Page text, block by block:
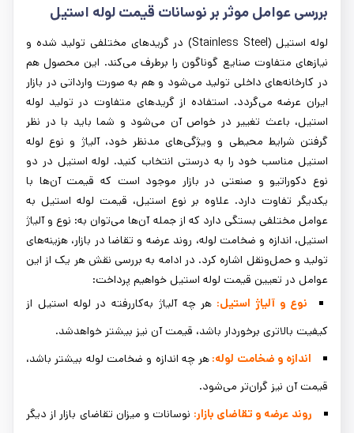
بررسی عوامل موثر بر نوسانات قیمت لوله استیل
لوله استیل (Stainless Steel) در گریدهای مختلفی تولید شده و
نیازهای متفاوت صنایع گوناگون را برطرف می‌کند. این محصول هم
در کارخانه‌های داخلی تولید می‌شود و هم به صورت وارداتی در بازار
ایران عرضه می‌گردد. استفاده از گریدهای متفاوت در تولید لوله
استیل، باعث تغییر در خواص آن می‌شود و شما باید با در نظر
گرفتن شرایط محیطی و ویژگی‌های مدنظر خود، آلیاژ و نوع لوله
استیل مناسب خود را به درستی انتخاب کنید. لوله استیل در دو
نوع دکوراتیو و صنعتی در بازار موجود است که قیمت آن‌ها با
یکدیگر تفاوت دارد. علاوه بر نوع استیل، قیمت لوله استیل به
عوامل مختلفی بستگی دارد که از جمله آن‌ها می‌توان به: نوع و آلیاژ
استیل، اندازه و ضخامت لوله، روند عرضه و تقاضا در بازار، هزینه‌های
تولید و حمل‌ونقل اشاره کرد. در ادامه به بررسی نقش هر یک از این
عوامل در تعیین قیمت لوله استیل خواهیم پرداخت:
نوع و آلیاژ استیل: هر چه آلیاژ به‌کاررفته در لوله استیل از
کیفیت بالاتری برخوردار باشد، قیمت آن نیز بیشتر خواهدشد.
اندازه و ضخامت لوله: هر چه اندازه و ضخامت لوله بیشتر باشد،
قیمت آن نیز گران‌تر می‌شود.
روند عرضه و تقاضای بازار: نوسانات و میزان تقاضای بازار از دیگر